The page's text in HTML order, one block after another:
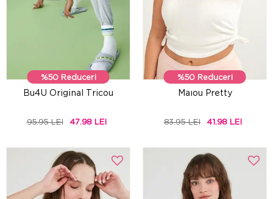
%50 Reduceri
Bu4U Original Tricou
95.95 LEI 47.98 LEI
%50 Reduceri
Maıou Pretty
83.95 LEI 41.98 LEI